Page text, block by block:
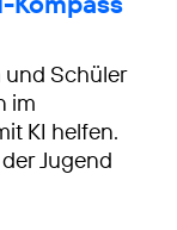
Schüler
im
KI helfen.
Jugend